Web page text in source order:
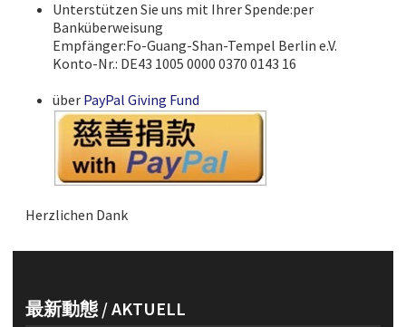
Unterstützen Sie uns mit Ihrer Spende:per
Banküberweisung
Empfänger:Fo-Guang-Shan-Tempel Berlin e.V.
Konto-Nr.: DE43 1005 0000 0370 0143 16
über PayPal Giving Fund
Herzlichen Dank
最新動態 / AKTUELL